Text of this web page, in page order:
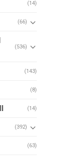
(14)
(66)
(536)
(143)
(8)
(14)
(392)
(63)